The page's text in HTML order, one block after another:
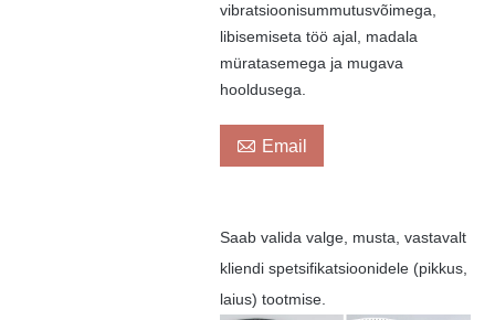
vibratsioonisummutusvõimega,
libisemiseta töö ajal, madala
müratasemega ja mugava
hooldusega.
 Email
Saab valida valge, musta, vastavalt
kliendi spetsifikatsioonidele (pikkus,
laius) tootmise.